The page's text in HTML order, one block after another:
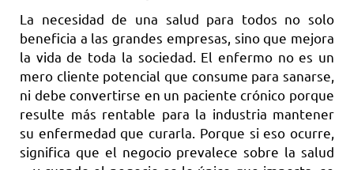
La necesidad de una salud para todos no solo
beneficia a las grandes empresas, sino que mejora
la vida de toda la sociedad. El enfermo no es un
mero cliente potencial que consume para sanarse,
ni debe convertirse en un paciente crónico porque
resulte más rentable para la industria mantener
su enfermedad que curarla. Porque si eso ocurre,
significa que el negocio prevalece sobre la salud